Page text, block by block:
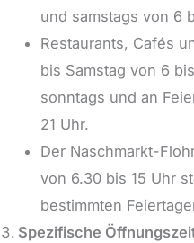
und samstags von 6
Restaurants, Cafés
bis Samstag von 6
sonntags und an
21 Uhr.
Der Naschmarkt-
von 6.30 bis 15 Uhr
bestimmten
Spezifische